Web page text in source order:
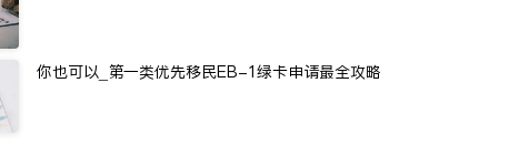
你也可以_第一类优先移民EB-1绿卡申请最全攻略